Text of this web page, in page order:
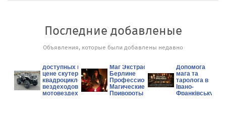
Последние добавленые
Объявления, которые были добавлены недавно
доступных по
цене скутеров,
квадроциклов,
вездеходов и
мотовездеходов
Маг Экстрасенс в
Берлине
Профессиональные
Магические Услуги
Привороты Гадание
Допомога
мага та
таролога в
Івано-
Франківську.